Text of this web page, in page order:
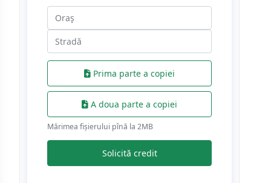
Prima parte a copiei
A doua parte a copiei
Mărimea fișierului pînă la 2МB
Solicită credit